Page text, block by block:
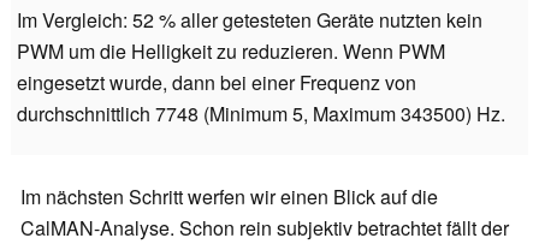
Im Vergleich: 52 % aller getesteten Geräte nutzten kein
PWM um die Helligkeit zu reduzieren. Wenn PWM
eingesetzt wurde, dann bei einer Frequenz von
durchschnittlich 7748 (Minimum 5, Maximum 343500) Hz.
Im nächsten Schritt werfen wir einen Blick auf die
CalMAN-Analyse. Schon rein subjektiv betrachtet fällt der